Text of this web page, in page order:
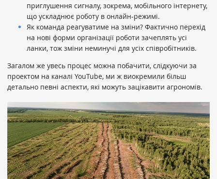
приглушення сигналу, зокрема, мобільного інтернету,
що ускладнює роботу в онлайн-режимі.
Як команда реагуватиме на зміни? Фактично перехід
на нові форми організації роботи зачеплять усі
ланки, тож зміни неминучі для усіх співробітників.
Загалом же увесь процес можна побачити, слідкуючи за
проектом на каналі YouTube, ми ж виокремили більш
детально певні аспекти, які можуть зацікавити агрономів.